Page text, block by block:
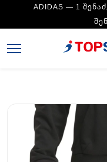
ADIDAS — 1